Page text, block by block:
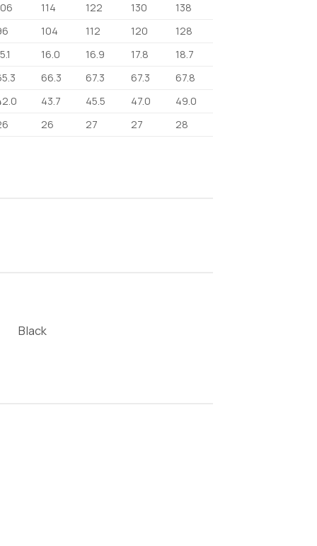
114 122 130
138
104 112 120
128
16.0 16.9 17.8
18.7
66.3 67.3 67.3
67.8
43.7 45.5 47.0
49.0
26 27 27 28
Black